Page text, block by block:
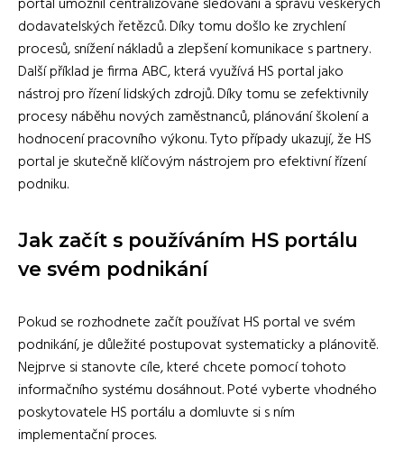
dodavatelských řetězců. Díky tomu došlo ke zrychlení
procesů, snížení nákladů a zlepšení komunikace s partnery.
Další příklad je firma ABC, která využívá HS portal jako
nástroj pro řízení lidských zdrojů. Díky tomu se zefektivnily
procesy náběhu nových zaměstnanců, plánování školení a
hodnocení pracovního výkonu. Tyto případy ukazují, že HS
portal je skutečně klíčovým nástrojem pro efektivní řízení
podniku.
Jak začít s používáním HS portálu
ve svém podnikání
Pokud se rozhodnete začít používat HS portal ve svém
podnikání, je důležité postupovat systematicky a plánovitě.
Nejprve si stanovte cíle, které chcete pomocí tohoto
informačního systému dosáhnout. Poté vyberte vhodného
poskytovatele HS portálu a domluvte si s ním
implementační proces.